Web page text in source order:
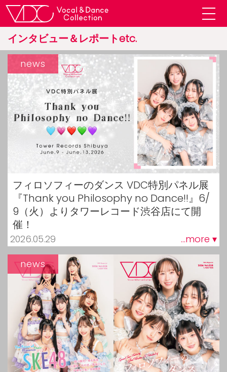
インタビュー＆レポートetc.
フィロソフィーのダンス VDC特別パネル展
『Thank you Philosophy no Dance!!』6/
9（火）よりタワーレコード渋谷店にて開
催！
2026.05.29 ...more ▾
news
news